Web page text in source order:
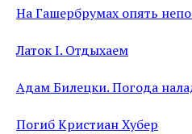
На Гашербрумах опять
Латок I. Отдыхаем
Адам Билецки. Погода
Погиб Кристиан Хубер